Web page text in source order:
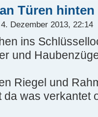
Türen hinten
Dezember 2013, 22:14
ins
und
Riegel und
da was verkantet